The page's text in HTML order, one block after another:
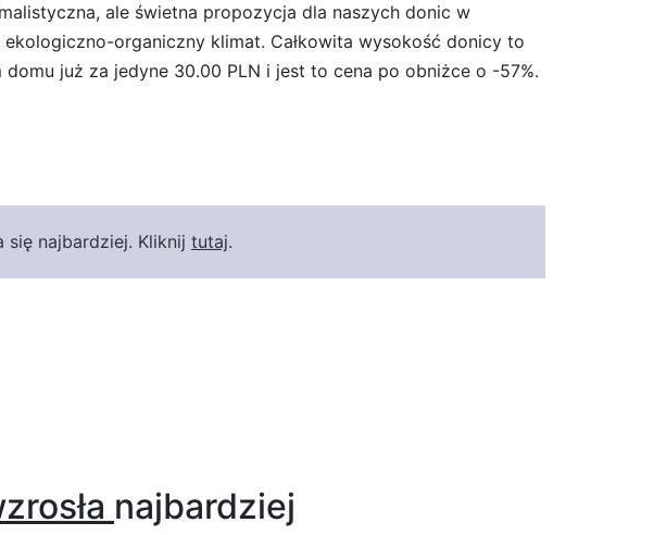
ale świetna propozycja dla naszych donic w
organiczny klimat. Całkowita wysokość donicy to
już za jedyne 30.00 PLN i jest to cena po obniżce o -57%.
się najbardziej. Kliknij tutaj.
najbardziej